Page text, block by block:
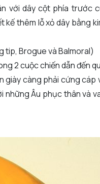
với dây cột phía trước
thêm lỗ xỏ dây bằng
tip, Brogue và Balmoral)
2 cuộc chiến dẫn đến
càng phải cứng cáp
Âu phục thân và